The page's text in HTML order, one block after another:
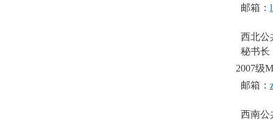
邮箱：
西北公
秘书
2007级
邮箱：
西南公